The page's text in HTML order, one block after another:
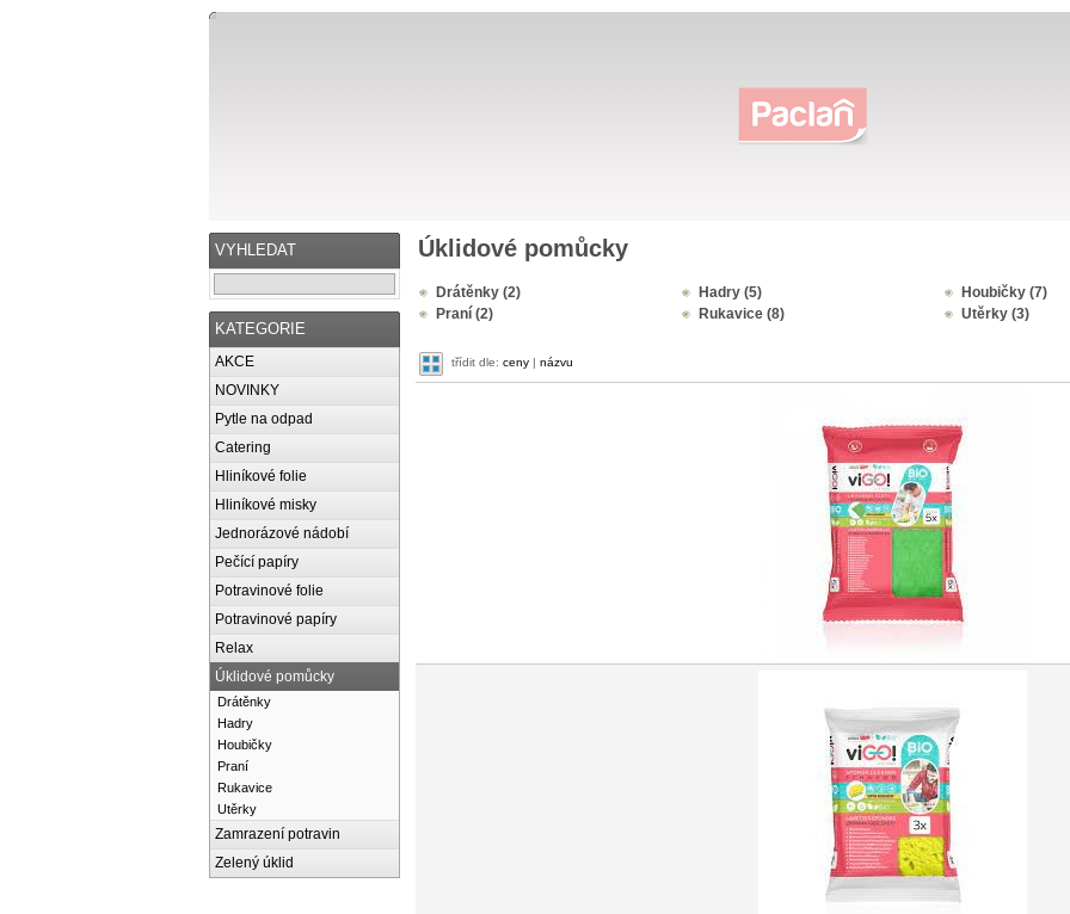
VYHLEDAT
KATEGORIE
AKCE
NOVINKY
Pytle na odpad
Catering
Hliníkové folie
Hliníkové misky
Jednorázové nádobí
Pečící papíry
Potravinové folie
Potravinové papíry
Relax
Úklidové pomůcky
Drátěnky
Hadry
Houbičky
Praní
Rukavice
Utěrky
Zamrazení potravin
Zelený úklid
Úklidové pomůcky
Drátěnky (2) Hadry (5)
Houbičky (7)
Praní (2)
Rukavice (8) Utěrky (3)
třídit dle: ceny| názvu